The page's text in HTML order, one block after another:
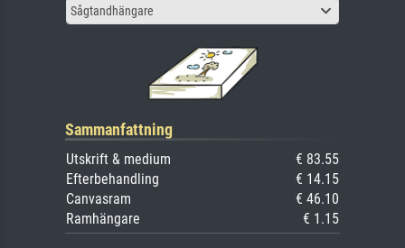
Sågtandhängare
Sammanfattning
Utskrift & medium
€ 83.55
Efterbehandling
€ 14.15
Canvasram
€ 46.10
Ramhängare
€ 1.15